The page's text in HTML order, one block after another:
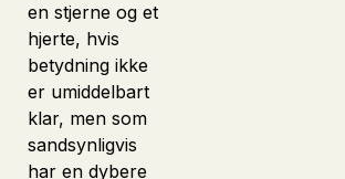
en stjerne og et
hjerte, hvis
betydning ikke
er umiddelbart
klar, men som
sandsynligvis
har en dybere